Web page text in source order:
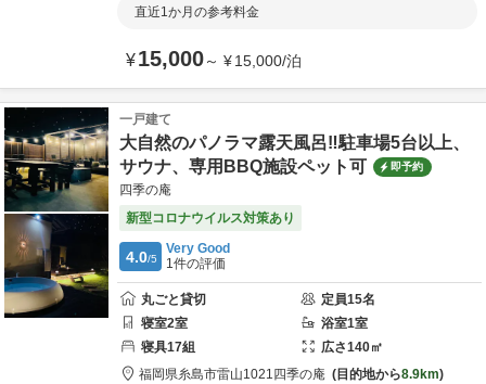
直近1か月の参考料金
¥15,000～ ¥15,000/泊
一戸建て
大自然のパノラマ露天風呂‼駐車場5台以上、
サウナ、専用BBQ施設ペット可
即予約
四季の庵
新型コロナウイルス対策あり
4.0/5
Very Good
1件の評価
丸ごと貸切 定員15名
寝室2室 浴室1室
寝具17組 広さ140㎡
福岡県糸島市雷山1021 四季の庵 目的地から8.9km